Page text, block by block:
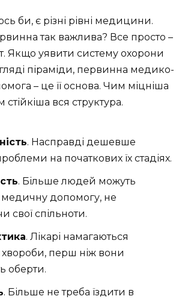
би, є різні рівні медицини.
так важлива? Все просто –
Якщо уявити систему охорони
піраміди, первинна медико-
– це її основа. Чим міцніша
стійкіша вся структура.
. Насправді дешевше
на початкових їх стадіях.
. Більше людей можуть
допомогу, не
свої спільноти.
. Лікарі намагаються
перш ніж вони
оберти.
. Більше не треба їздити в